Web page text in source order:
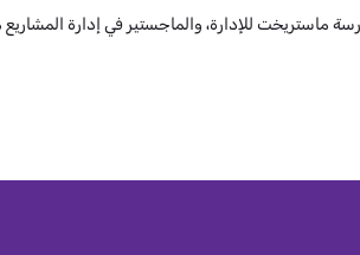
ماستريخت للإدارة، والماجستير في إدارة